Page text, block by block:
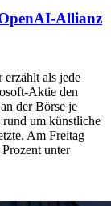
Allianz
erzählt als jede
Aktie den
der Börse je
rund um künstliche
Am Freitag
unter